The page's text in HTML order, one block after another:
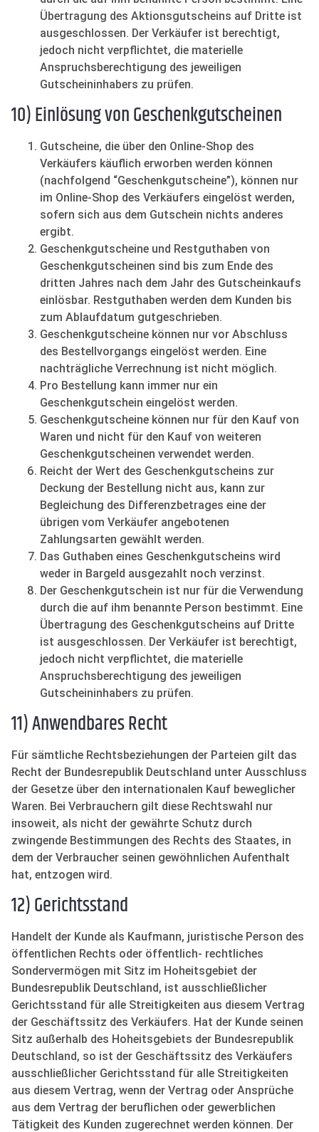
Übertragung des Aktionsgutscheins auf Dritte ist
ausgeschlossen. Der Verkäufer ist berechtigt,
jedoch nicht verpflichtet, die materielle
Anspruchsberechtigung des jeweiligen
Gutscheininhabers zu prüfen.
10) Einlösung von Geschenkgutscheinen
Gutscheine, die über den Online-Shop des
Verkäufers käuflich erworben werden können
(nachfolgend “Geschenkgutscheine”), können nur
im Online-Shop des Verkäufers eingelöst werden,
sofern sich aus dem Gutschein nichts anderes
ergibt.
Geschenkgutscheine und Restguthaben von
Geschenkgutscheinen sind bis zum Ende des
dritten Jahres nach dem Jahr des Gutscheinkaufs
einlösbar. Restguthaben werden dem Kunden bis
zum Ablaufdatum gutgeschrieben.
Geschenkgutscheine können nur vor Abschluss
des Bestellvorgangs eingelöst werden. Eine
nachträgliche Verrechnung ist nicht möglich.
Pro Bestellung kann immer nur ein
Geschenkgutschein eingelöst werden.
Geschenkgutscheine können nur für den Kauf von
Waren und nicht für den Kauf von weiteren
Geschenkgutscheinen verwendet werden.
Reicht der Wert des Geschenkgutscheins zur
Deckung der Bestellung nicht aus, kann zur
Begleichung des Differenzbetrages eine der
übrigen vom Verkäufer angebotenen
Zahlungsarten gewählt werden.
Das Guthaben eines Geschenkgutscheins wird
weder in Bargeld ausgezahlt noch verzinst.
Der Geschenkgutschein ist nur für die Verwendung
durch die auf ihm benannte Person bestimmt. Eine
Übertragung des Geschenkgutscheins auf Dritte
ist ausgeschlossen. Der Verkäufer ist berechtigt,
jedoch nicht verpflichtet, die materielle
Anspruchsberechtigung des jeweiligen
Gutscheininhabers zu prüfen.
11) Anwendbares Recht
Für sämtliche Rechtsbeziehungen der Parteien gilt das
Recht der Bundesrepublik Deutschland unter Ausschluss
der Gesetze über den internationalen Kauf beweglicher
Waren. Bei Verbrauchern gilt diese Rechtswahl nur
insoweit, als nicht der gewährte Schutz durch
zwingende Bestimmungen des Rechts des Staates, in
dem der Verbraucher seinen gewöhnlichen Aufenthalt
hat, entzogen wird.
12) Gerichtsstand
Handelt der Kunde als Kaufmann, juristische Person des
öffentlichen Rechts oder öffentlich- rechtliches
Sondervermögen mit Sitz im Hoheitsgebiet der
Bundesrepublik Deutschland, ist ausschließlicher
Gerichtsstand für alle Streitigkeiten aus diesem Vertrag
der Geschäftssitz des Verkäufers. Hat der Kunde seinen
Sitz außerhalb des Hoheitsgebiets der Bundesrepublik
Deutschland, so ist der Geschäftssitz des Verkäufers
ausschließlicher Gerichtsstand für alle Streitigkeiten
aus diesem Vertrag, wenn der Vertrag oder Ansprüche
aus dem Vertrag der beruflichen oder gewerblichen
Tätigkeit des Kunden zugerechnet werden können. Der